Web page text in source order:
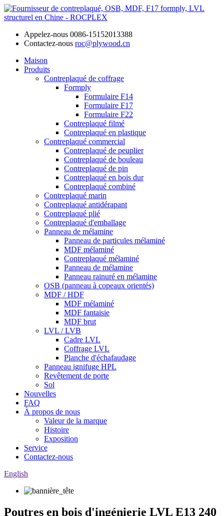
Appelez-nous 0086-15152013388
Contactez-nous roc@plywood.cn
Maison
Produits
Contreplaqué de coffrage
Formply
Formulaire F14
Formulaire F17
Formulaire F22
Contreplaqué filmé
Contreplaqué en plastique
Contreplaqué commercial
Contreplaqué de peuplier
Contreplaqué de bouleau
Contreplaqué de pin
Contreplaqué en bois dur
Contreplaqué combiné
Contreplaqué marin
Contreplaqué antidérapant
Contreplaqué plié
Contreplaqué d'emballage
Panneau de mélamine
Panneau de particules mélaminé
MDF mélaminé
Contreplaqué mélaminé
Panneau de mélamine
Panneau rainuré en mélamine
OSB (panneau à copeaux orientés)
MDF / HDF
MDF mélaminé
MDF fantaisie
MDF brut
LVL / LVB
Cadre LVL
Coffrage LVL
Planche d'échafaudage
Panneau ignifuge HPL
Revêtement de porte
Sol
Nouvelles
FAQ
À propos de nous
Valeur de la marque
Histoire
Exposition
Service
Contactez-nous
English
Poutres en bois d'ingénierie LVL E13 240